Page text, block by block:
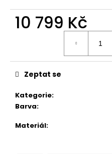
10 799 Kč
Kategorie:
Barva:
Materiál:
Zeptat se
u
č
m
e